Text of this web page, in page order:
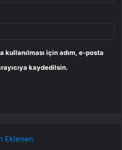
kullanılması için adım, e-posta
kaydedilsin.
Eklenen